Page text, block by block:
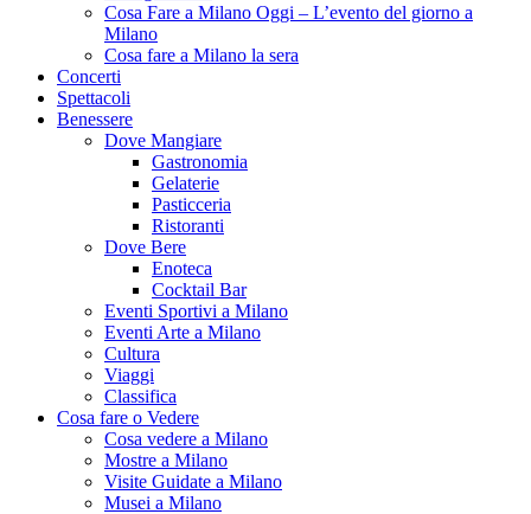
Cosa Fare a Milano Oggi – L’evento del giorno a
Milano
Cosa fare a Milano la sera
Concerti
Spettacoli
Benessere
Dove Mangiare
Gastronomia
Gelaterie
Pasticceria
Ristoranti
Dove Bere
Enoteca
Cocktail Bar
Eventi Sportivi a Milano
Eventi Arte a Milano
Cultura
Viaggi
Classifica
Cosa fare o Vedere
Cosa vedere a Milano
Mostre a Milano
Visite Guidate a Milano
Musei a Milano